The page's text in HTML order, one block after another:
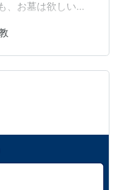
、お墓は欲しいか
の家族全員が入
こに入れるように
るお墓を探すと、
かね。近所のお
てきました。お